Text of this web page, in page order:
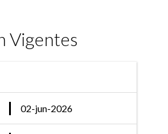
Vigentes
02-jun-2026